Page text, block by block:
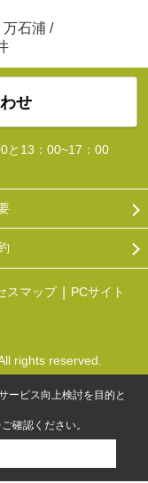
万石浦 /
せ
と13：00~17：00
スマップ PCサイト
rights reserved.
ービス向上検討を目的と
ご確認ください。